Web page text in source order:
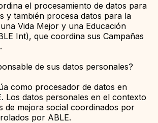
el procesamiento de datos para
y también procesa datos para la
Vida Mejor y una Educación
Int), que coordina sus Campañas
de sus datos personales?
como procesador de datos en
Los datos personales en el contexto
de mejora social coordinados por
por ABLE.